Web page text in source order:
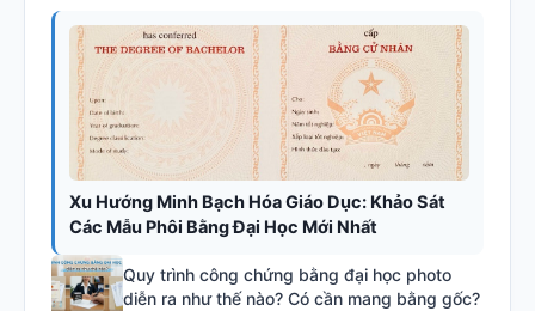
Xu Hướng Minh Bạch Hóa Giáo Dục: Khảo Sát
Các Mẫu Phôi Bằng Đại Học Mới Nhất
Quy trình công chứng bằng đại học photo
diễn ra như thế nào? Có cần mang bằng gốc?